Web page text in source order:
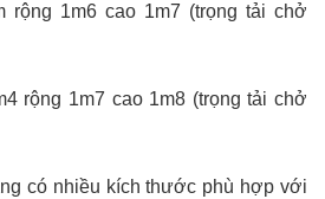
rộng 1m6 cao 1m7 (trọng tải chở
rộng 1m7 cao 1m8 (trọng tải chở
có nhiều kích thước phù hợp với